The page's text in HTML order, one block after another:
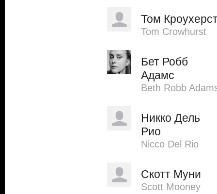
Том
Tom Crowhurst
Бет Робб
Адамс
Beth Robb
Никко Дель
Рио
Nicco Del Rio
Скотт Муни
Scott Mooney